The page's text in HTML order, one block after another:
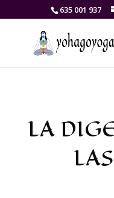
635 001 937
LA